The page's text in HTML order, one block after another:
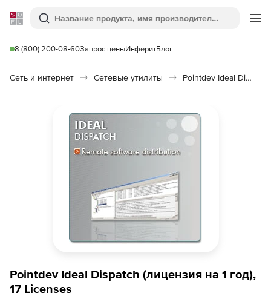
Softline
Поиск
8 (800) 200-08-60Запрос ценыИнферитБлог
Сеть и интернет Сетевые утилиты Pointdev Ideal Dispatch
Pointdev Ideal Dispatch (лицензия на 1 год),
17 Licenses